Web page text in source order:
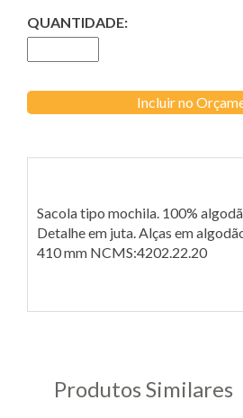
QUANTIDADE:
Incluir no
Sacola tipo mochila. 100%
Detalhe em juta. Alças em
410 mm NCMS:4202.22.20
Produtos Similares